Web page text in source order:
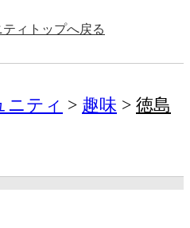
ティトップへ戻る
ニティ 趣味
徳島